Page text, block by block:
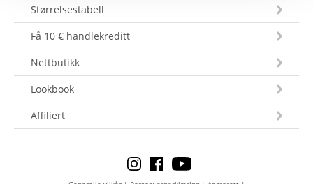
Størrelsestabell
Få 10 € handlekreditt
Nettbutikk
Lookbook
Affiliert